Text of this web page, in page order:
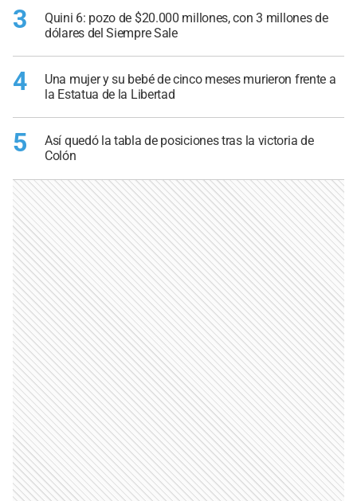
3
Quini 6: pozo de $20.000 millones, con 3 millones de
dólares del Siempre Sale
4
Una mujer y su bebé de cinco meses murieron frente a
la Estatua de la Libertad
5
Así quedó la tabla de posiciones tras la victoria de
Colón